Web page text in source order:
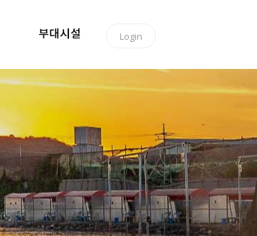
부대시설 Login